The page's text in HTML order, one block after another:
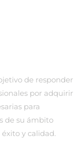
de responder
por adquirir
para
de su ámbito
y calidad.